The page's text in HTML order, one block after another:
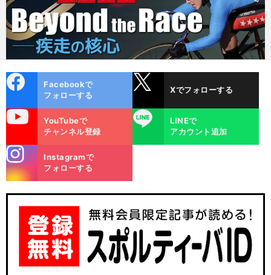
ok
Facebookで
フォローする
Xでフォローする
YouTubeで
チャンネル登録
LINE
LINEで
アカウント追加
m
Instagramで
フォローする